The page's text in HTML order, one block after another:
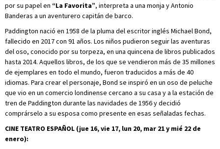
por su papel en “La Favorita”, interpreta a una monja y Antonio
Banderas a un aventurero capitán de barco.
Paddington nació en 1958 de la pluma del escritor inglés Michael Bond,
fallecido en 2017 con 91 años. Los niños pudieron seguir las aventuras
del oso, conocido por su torpeza, en una quincena de libros publicados
hasta 2014. Aquellos libros, de los que se vendieron más de 35 millones
de ejemplares en todo el mundo, fueron traducidos a más de 40
idiomas. Para crear el personaje, Bond se inspiró en un oso de peluche
que vio en un comercio londinense cercano a su casa y a la estación de
tren de Paddington durante las navidades de 1956 y decidió
comprárselo a su esposa como presente en esas señaladas fechas.
CINE TEATRO ESPAÑOL (jue 16, vie 17, lun 20, mar 21 y mié 22 de
enero):